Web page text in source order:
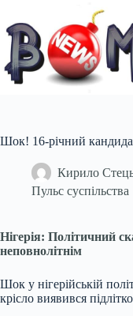
вмісту
Шок! 16-річний
Кирило
Пульс суспільства
Нігерія: Політичний
неповнолітнім
Шок у нігерійській
крісло виявився